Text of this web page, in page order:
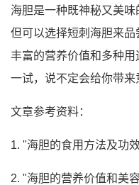
海胆是一种既神秘又美味
但可以选择短刺海胆来
丰富的营养价值和多种
一试，说不定会给你带来
文章参考资料：
1. "海胆的食用方法及功
2. "海胆的营养价值和美